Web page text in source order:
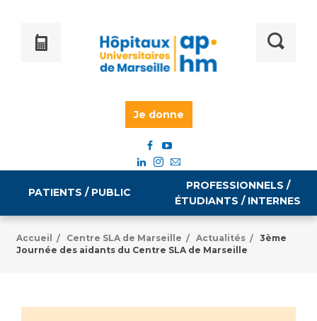
Je donne
PATIENTS / PUBLIC
PROFESSIONNELS /
ÉTUDIANTS / INTERNES
Accueil / Centre SLA de Marseille / Actualités /
3ème
Journée des aidants du Centre SLA de Marseille